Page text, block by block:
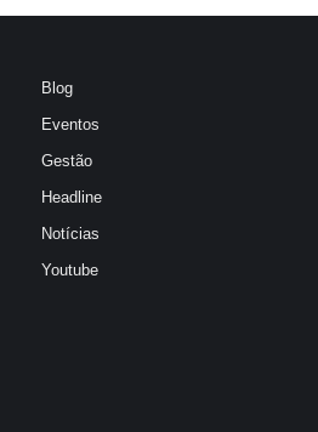
Blog
Eventos
Gestão
Headline
Notícias
Youtube